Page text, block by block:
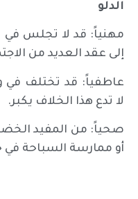
الدلو
مهنياً: قد لا تجلس في
إلى عقد العديد من
عاطفياً: قد تختلف في
لا تدع هذا الخلاف يكبر.
صحياً: من المفيد
أو ممارسة السباحة